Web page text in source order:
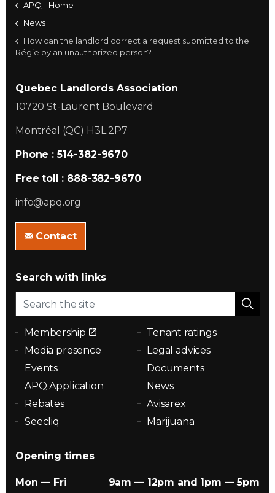
APQ - Home
News
How can the landlord correct a request submitted to the
Régie by an unauthorized person?
Quebec Landlords Association
10720 St-Laurent Boulevard
Montréal (QC) H3L 2P7
Phone : 514-382-9670
Free toll : 888-382-9670
info@apq.org
Contact
Search with links
Membership
Tenant ratings
Media presence
Legal advices
Events
Documents
APQ Application
News
Rebates
Avisarex
Seecliq
Marijuana
Opening times
Mon — Fri 9am — 12pm and 1pm — 5pm